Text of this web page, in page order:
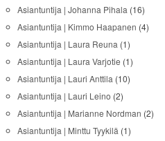
Asiantuntija | Johanna Pihala (16)
Asiantuntija | Kimmo Haapanen (4)
Asiantuntija | Laura Reuna (1)
Asiantuntija | Laura Varjotie (1)
Asiantuntija | Lauri Anttila (10)
Asiantuntija | Lauri Leino (2)
Asiantuntija | Marianne Nordman (2)
Asiantuntija | Minttu Tyykilä (1)